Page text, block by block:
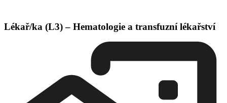
Lékař/ka (L3) – Hematologie a transfuzní lékařství